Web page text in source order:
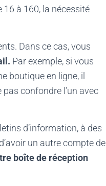
16 à 160, la nécessité
Dans ce cas, vous
Par exemple, si vous
boutique en ligne, il
confondre l’un avec
d’information, à des
un autre compte de
boîte de réception